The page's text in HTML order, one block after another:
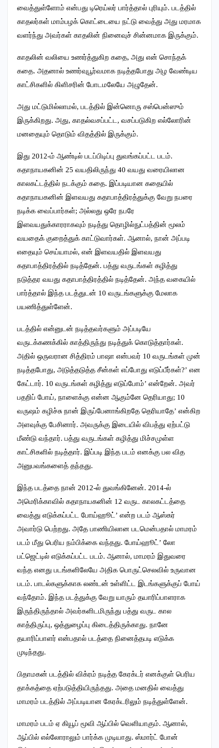
வைத்துள்ளோம் என்பது டிரெய்லர் பார்த்தால் புரியும். படத்தில்
காதலர்கள் மாம்பழக் கொட்டையை நட்டு வைத்து அது மரமாக
வளர்ந்து அவர்கள் காதலின் நினைவுச் சின்னமாக இருக்கும்.
காதலின் வலியை உணர்த்துகிற கதை, அது என் சொந்தக்
கதை. அதனால் உணர்வுபூர்வமாக நடித்தபோது அழ வேண்டிய
காட்சிகளில் கிளிசரின் போடமலேயே அழுதேன்.
அது மட்டுமில்லாமல், படத்தில் இன்னொரு சஸ்பென்ஸும்
இருக்கிறது. அது, காதல்வசப்பட்ட, வசப்படுகிற எல்லோரின்
மனதையும் தொடும் விதத்தில் இருக்கும்.
இது 2012-ம் ஆண்டில் படப்பிடிப்பு துவங்கப்பட்ட படம்.
கதாநாயகனின் 25 வயதிலிருந்து 40 வயது வரையிலான
காலகட்டத்தில் நடக்கும் கதை. இப்படியான கதையில்
கதாநாயகனின் இளவயது கதாபாத்திரத்துக்கு வேறு நபரை
நடிக்க வைப்பார்கள்; அல்லது ஒரே நபரே
இளவயதுக்காரராகவும் நடித்து தொழில்நுட்பத்தின் மூலம்
வயதைக் குறைத்துக் காட்டுவார்கள். ஆனால், நான் அப்படி
எதையும் செய்யாமல், என் இளவயதில் இளவயது
கதாபாத்திரத்தில் நடித்தேன். பத்து வருடங்கள் கழித்து
நடுத்தர வயது கதாபாத்திரத்தில் நடித்தேன். அந்த வகையில்
பார்த்தால் இந்த படத்துடன் 10 வருடங்களுக்கு மேலாக
பயணித்துள்ளேன்.
படத்தில் என்னுடன் நடித்தவர்களும் அப்படியே
வருடக்கணக்கில் காத்திருந்து நடித்துக் கொடுத்தார்கள்.
அதில் ஒருவரான சித்திரம் பாஷா என்பவர் 10 வருடங்கள் முன்
நடித்தபோது, அடுத்தடுத்த சீன்கள் எப்போது எடுப்பீர்கள்?’ என
கேட்டார். 10 வருடங்கள் கழித்து எடுப்போம்’ என்றேன். அவர்
பதறிப் போய், நாளைக்கு என்ன ஆகும்னே தெரியாது; 10
வருஷம் கழிச்சு நான் இருப்பேனாங்கிறதே தெரியாதே’ என்கிற
அளவுக்கு பேசினார். அவருக்கு இடையில் விபத்து ஏற்பட்டு
மீண்டு வந்தார். பத்து வருடங்கள் கழித்து மிச்சமுள்ள
காட்சிகளில் நடித்தார். இப்படி இந்த படம் எனக்கு பல வித
அனுபவங்களைத் தந்தது.
இந்த படத்தை நான் 2012-ல் துவங்கினேன். 2014-ல்
அமெரிக்காவில் கதாநாயகனின் 12 வருட காலகட்டத்தை
வைத்து எடுக்கப்பட்ட போய்ஹூட்’ என்ற படம் ஆஸ்கர்
அவார்டு பெற்றது. அதே பாணியிலான படமென்பதால் மாமரம்
படம் மீது பெரிய நம்பிக்கை வந்தது. போய்ஹூட்’ லோ
பட்ஜெட்டில் எடுக்கப்பட்ட படம். ஆனால், மாமரம் இதுவரை
வந்த எனது படங்களிலேயே அதிக பொருட்செலவில் உருவான
படம். பாடல்களுக்காக லண்டன் உள்ளிட்ட இடங்களுக்குப் போய்
வந்தோம். இந்த படத்துக்கு வேறு யாரும் தயாரிப்பாளராக
இருந்திருந்தால் அவர்களிடமிருந்து பத்து வருட கால
காத்திருப்பு, ஒத்துழைப்பு கிடைத்திருக்காது. நானே
தயாரிப்பாளர் என்பதால் படத்தை நினைத்தபடி எடுக்க
முடிந்தது.
பிதாமகன் படத்தில் விக்ரம் நடித்த கேரக்டர் எனக்குள் பெரிய
தாக்கத்தை ஏற்படுத்தியிருந்தது. அதை மனதில் வைத்து
மாமரம் படத்தில் அப்படியான கேரக்டரிலும் நடித்துள்ளேன்.
மாமரம் படம் ஏ கியூப் மூவி ஆப்பில் வெளியாகும். ஆனால்,
ஆப்பில் எல்லோராலும் பார்க்க முடியாது. ஸ்மார்ட் போன்